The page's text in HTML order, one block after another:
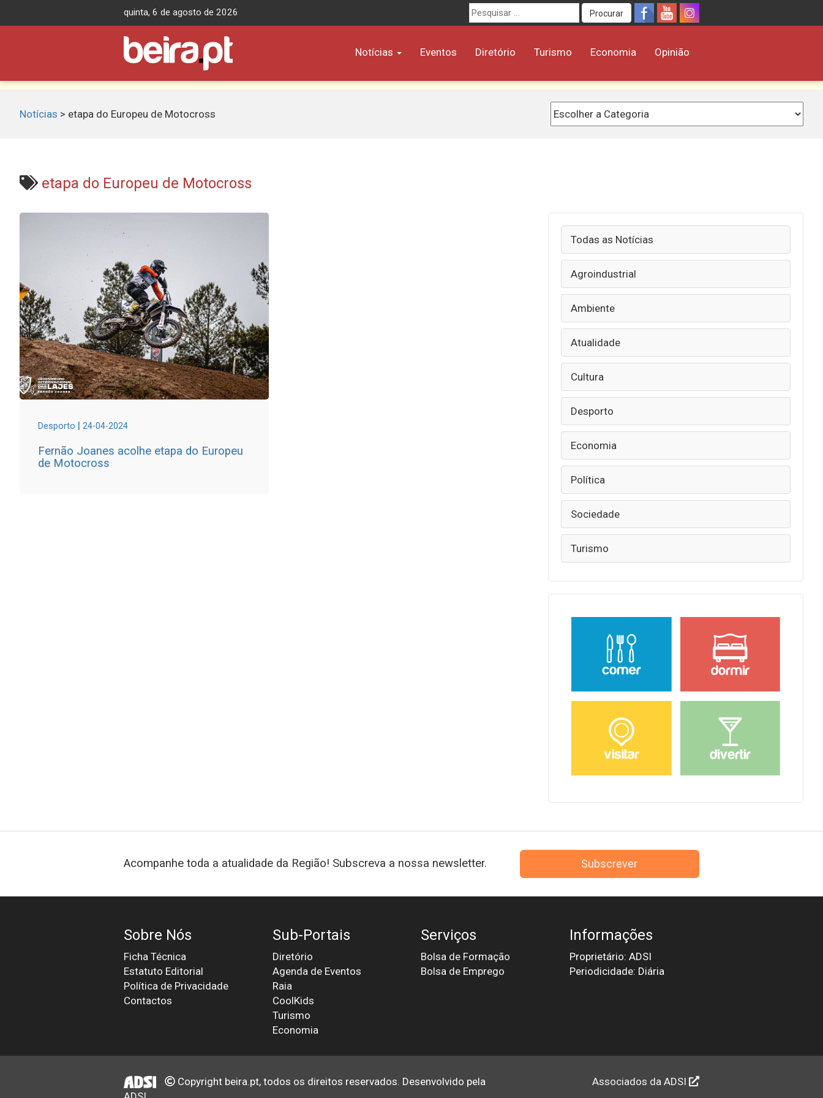
quinta, 6 de agosto de 2026
Procurar
por:
Procurar
Notícias Eventos Diretório Turismo Economia Opinião
Notícias > etapa do Europeu de Motocross
etapa do Europeu de Motocross
Desporto | 24-04-2024
Fernão Joanes acolhe etapa do Europeu
de Motocross
Todas as Notícias
Agroindustrial
Ambiente
Atualidade
Cultura
Desporto
Economia
Política
Sociedade
Turismo
Acompanhe toda a atualidade da Região! Subscreva a nossa newsletter. Subscrever
Sobre Nós
Ficha Técnica
Estatuto Editorial
Política de Privacidade
Contactos
Sub-Portais
Diretório
Agenda de Eventos
Raia
CoolKids
Turismo
Economia
Serviços
Bolsa de Formação
Bolsa de Emprego
Informações
Proprietário: ADSI
Periodicidade: Diária
Copyright beira.pt, todos os direitos reservados. Desenvolvido pela
Associados da ADSI